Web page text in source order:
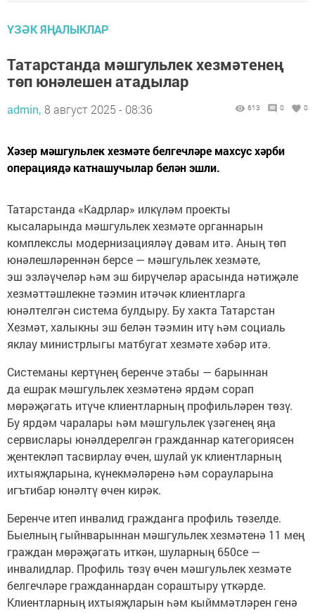
ҮЗӘК ЯҢАЛЫКЛАР
Татарстанда мәшгульлек хезмәтенең
төп юнәлешен атадылар
admin, 8 август 2025 - 08:36 613 0 0
Хәзер мәшгульлек хезмәте белгечләре махсус хәрби
операциядә катнашучылар белән эшли.
Татарстанда «Кадрлар» илкүләм проекты
кысаларында мәшгульлек хезмәте органнарын
комплекслы модернизацияләү дәвам итә. Аның төп
юнәлешләреннән берсе — мәшгульлек хезмәте,
эш эзләүчеләр һәм эш бирүчеләр арасында нәтиҗәле
хезмәттәшлекне тәэмин итәчәк клиентларга
юнәлтелгән система булдыру. Бу хакта Татарстан
Хезмәт, халыкны эш белән тәэмин итү һәм социаль
яклау министрлыгы матбугат хезмәте хәбәр итә.
Системаны кертүнең беренче этабы — барыннан
да ешрак мәшгульлек хезмәтенә ярдәм сорап
мөрәҗәгать итүче клиентларның профильләрен төзү.
Бу ярдәм чаралары һәм мәшгульлек үзәгенең яңа
сервислары юнәлдерелгән гражданнар категориясен
җентекләп тасвирлау өчен, шулай ук клиентларның
ихтыяҗларына, күнекмәләренә һәм сорауларына
игътибар юнәлтү өчен кирәк.
Беренче итеп инвалид гражданга профиль төзелде.
Быелның гыйнварыннан мәшгульлек хезмәтенә 11 мең
граждан мөрәҗәгать иткән, шуларның 650се —
инвалидлар. Профиль төзү өчен мәшгульлек хезмәте
белгечләре гражданнардан сораштыру үткәрде.
Клиентларның ихтыяҗларын һәм кыйммәтләрен генә